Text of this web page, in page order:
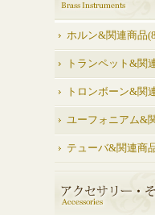
ホルン&関連商品
トランペット&関
トロンボーン&関
ユーフォニアム&
テューバ&関連商